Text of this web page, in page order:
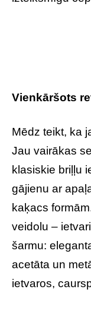
Vienkāršots
Mēdz teikt, ka
Jau vairākas
klasiskie briļļu
gājienu ar
kaķacs
veidolu –
šarmu:
acetāta un
ietvaros,